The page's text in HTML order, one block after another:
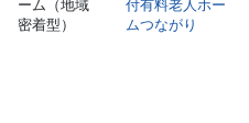
ーム（地域
密着型）
付有料老人ホー
ムつながり